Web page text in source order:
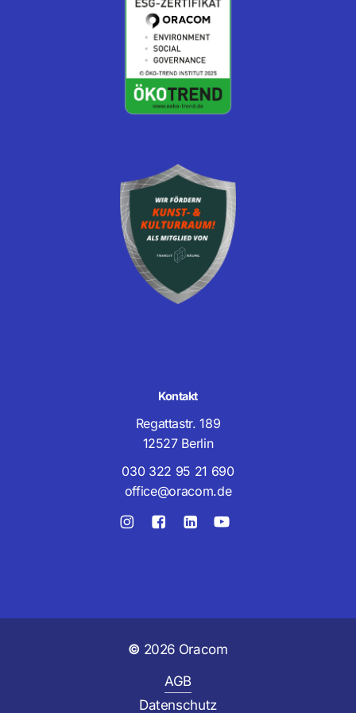
Es befinden sich keine Produkte im
Warenkorb.
Zum Shop gehen
Kontakt
Regattastr. 189
12527 Berlin
030 322 95 21 690
office@oracom.de
© 2026 Oracom
AGB
Datenschutz